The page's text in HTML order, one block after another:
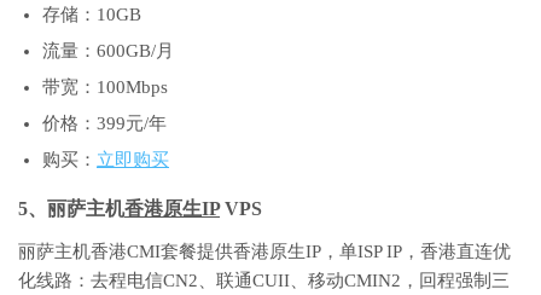
存储：10GB
流量：600GB/月
带宽：100Mbps
价格：399元/年
购买： 立即购买
5、丽萨主机香港原生IPVPS
丽萨主机香港CMI套餐提供香港原生IP，单ISP IP，香港直连优
化线路：去程电信CN2、联通CUII、移动CMIN2，回程强制三